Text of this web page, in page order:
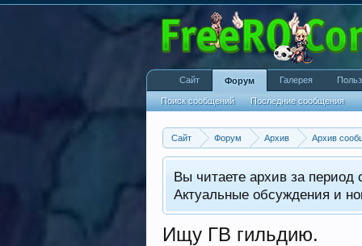
Сайт Форум Архив Архив
Вы читаете архив за период
Актуальные обсуждения и
Ищу ГВ гильдию.
Сайт Форум
Поиск сообщений Последние сообщения
Галерея